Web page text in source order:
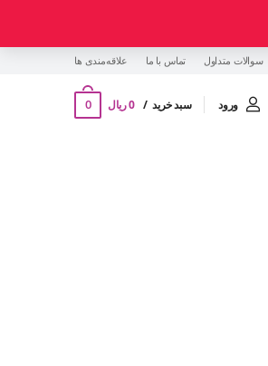
سوالات متداول تماس با ما ‌علاقه‌مندی ها
ورود سبد خرید 0 ریال 0